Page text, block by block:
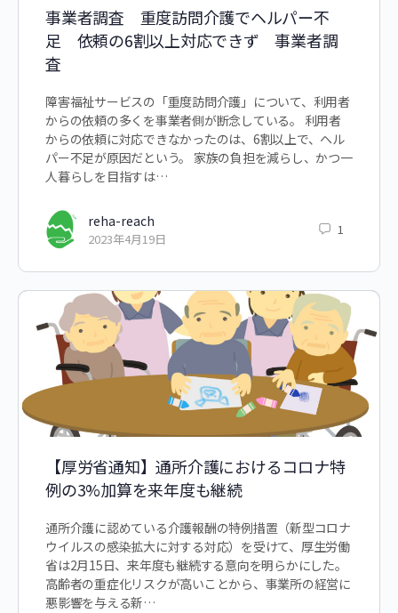
事業者調査 重度訪問介護でヘルパー不
足 依頼の6割以上対応できず 事業者調
査
障害福祉サービスの「重度訪問介護」について、利用者
からの依頼の多くを事業者側が断念している。 利用者
からの依頼に対応できなかったのは、6割以上で、ヘル
パー不足が原因だという。 家族の負担を減らし、かつ一
人暮らしを目指すは…
reha-reach
2023年4月19日
1
【厚労省通知】通所介護におけるコロナ特
例の3%加算を来年度も継続
通所介護に認めている介護報酬の特例措置（新型コロナ
ウイルスの感染拡大に対する対応）を受けて、厚生労働
省は2月15日、来年度も継続する意向を明らかにした。
高齢者の重症化リスクが高いことから、事業所の経営に
悪影響を与える新…